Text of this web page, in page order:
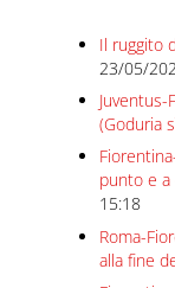
Il ruggito
23/05/
Juventus-
(Goduria
punto e
15:18
Roma-
alla fine